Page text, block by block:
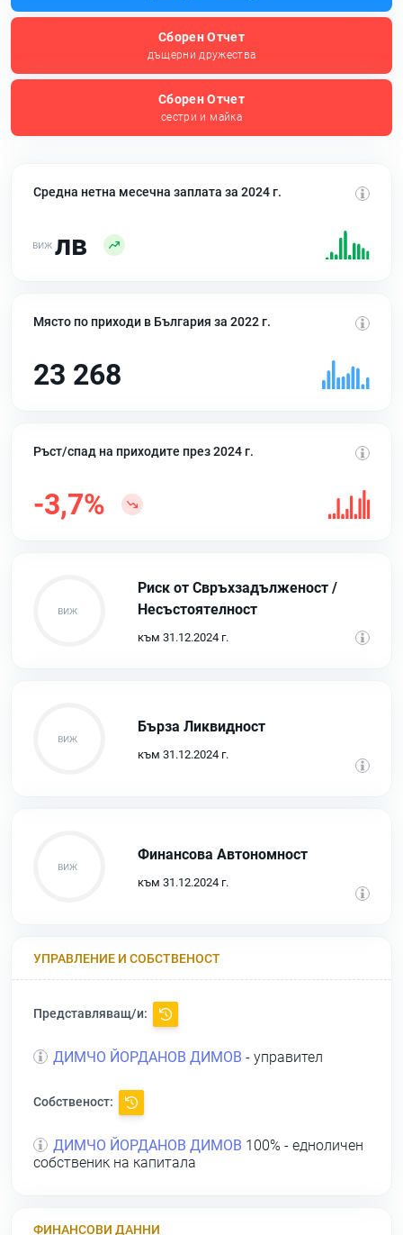
Сборен Отчет
дъщерни дружества
Сборен Отчет
сестри и майка
Средна нетна месечна заплата за 2024 г.
лв
Място по приходи в България за 2022 г.
23 268
Ръст/спад на приходите през 2024 г.
-3,7%
Риск от Свръхзадълженост /
Несъстоятелност
към 31.12.2024 г.
Бърза Ликвидност
към 31.12.2024 г.
Финансова Автономност
към 31.12.2024 г.
УПРАВЛЕНИЕ И СОБСТВЕНОСТ
Представляващ/и:
ДИМЧО ЙОРДАНОВ ДИМОВ - управител
Собственост:
ДИМЧО ЙОРДАНОВ ДИМОВ 100% - едноличен
собственик на капитала
ФИНАНСОВИ ДАННИ